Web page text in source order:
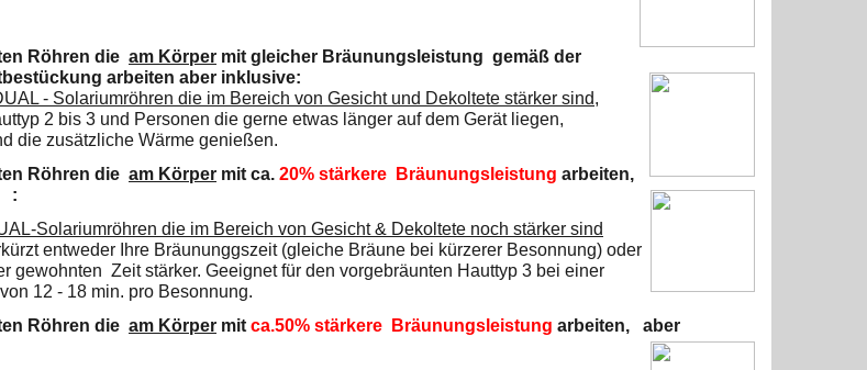
Röhren die am Körper mit gleicher Bräunungsleistung gemäß der
arbeiten aber inklusive:
- Solariumröhren die im Bereich von Gesicht und Dekoltete stärker sind,
2 bis 3 und Personen die gerne etwas länger auf dem Gerät liegen,
die zusätzliche Wärme genießen.
Röhren die am Körper mit ca. 20% stärkere Bräunungsleistung arbeiten,
:
Solariumröhren die im Bereich von Gesicht & Dekoltete noch stärker sind
entweder Ihre Bräununggszeit (gleiche Bräune bei kürzerer Besonnung) oder
gewohnten Zeit stärker. Geeignet für den vorgebräunten Hauttyp 3 bei einer
12 - 18 min. pro Besonnung.
Röhren die am Körper mit ca.50% stärkere Bräunungsleistung arbeiten, aber
: